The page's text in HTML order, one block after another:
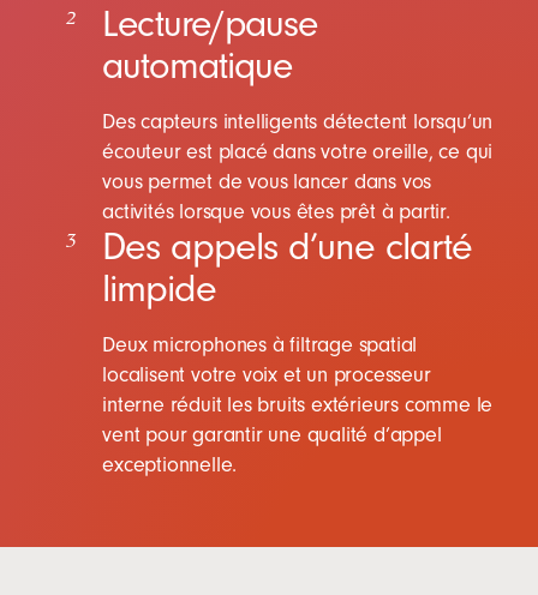
2
Lecture/pause
automatique
Des capteurs intelligents détectent lorsqu’un
écouteur est placé dans votre oreille, ce qui
vous permet de vous lancer dans vos
activités lorsque vous êtes prêt à partir.
3
Des appels d’une clarté
limpide
Deux microphones à filtrage spatial
localisent votre voix et un processeur
interne réduit les bruits extérieurs comme le
vent pour garantir une qualité d’appel
exceptionnelle.